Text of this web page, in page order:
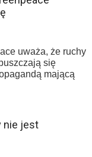
uważa, że ruchy
się
mającą
nie jest